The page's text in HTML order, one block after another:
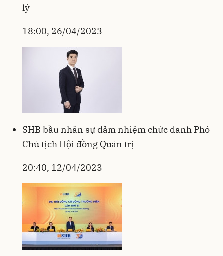
lý
18:00, 26/04/2023
SHB bầu nhân sự đảm nhiệm chức danh Phó
Chủ tịch Hội đồng Quản trị
20:40, 12/04/2023